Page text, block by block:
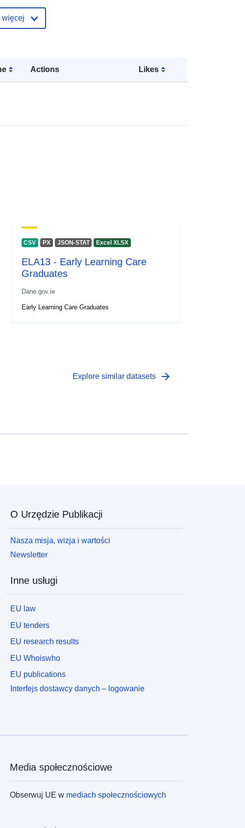
Actions Likes
więcej
CSV PX JSON-STAT Excel XLSX
ELA13 - Early Learning Care
Graduates
Dane.gov.ie
Early Learning Care Graduates
Explore similar datasets arrow_forward
O Urzędzie Publikacji
Nasza misja, wizja i wartości
Newsletter
Inne usługi
EU law
EU tenders
EU research results
EU Whoiswho
EU publications
Interfejs dostawcy danych – logowanie
Media społecznościowe
Obserwuj UE w mediach społecznościowych